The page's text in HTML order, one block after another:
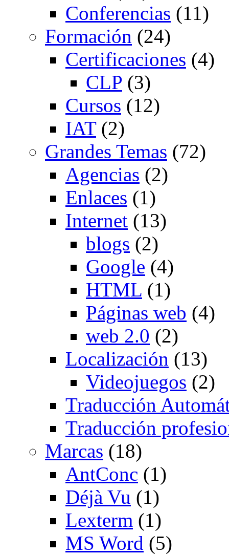
Conferencias (11)
Formación (24)
Certificaciones (4)
CLP (3)
Cursos (12)
IAT(2)
Grandes Temas (72)
Agencias (2)
Enlaces (1)
Internet (13)
blogs (2)
Google (4)
HTML (1)
Páginas web (4)
web 2.0 (2)
Localización (13)
Videojuegos (2)
Traducción
Traducción
Marcas (18)
AntConc (1)
Déjà Vu (1)
Lexterm (1)
MS Word (5)